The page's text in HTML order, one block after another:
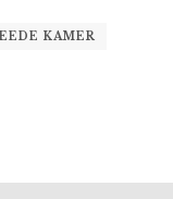
KAMER